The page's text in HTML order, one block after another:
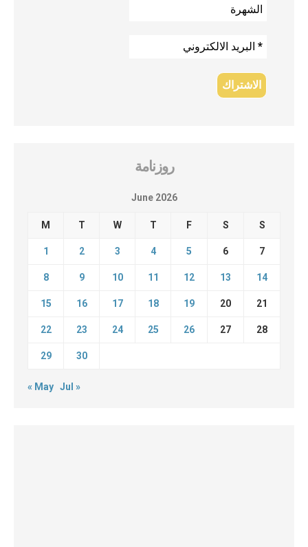
روزنامة
June 2026
M T W T F S S
1 2 3 4 5 6 7
8 9 10 11 12 13 14
15 16 17 18 19 20 21
22 23 24 25 26 27 28
29 30
« May Jul »